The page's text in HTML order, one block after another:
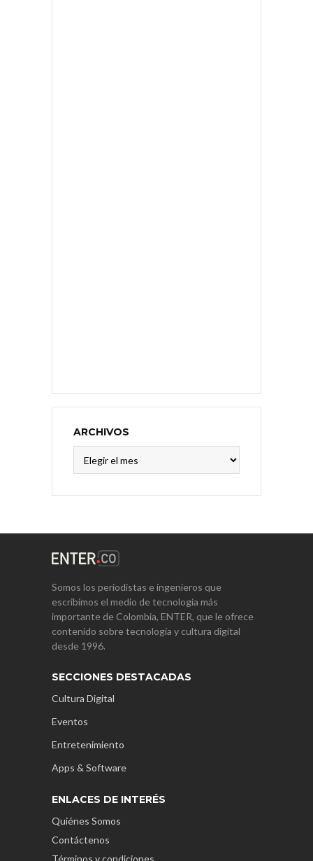
ARCHIVOS
Somos los periodistas e ingenieros que
escribimos el medio de tecnología más
importante de Colombia, ENTER, que le ofrece
contenido sobre tecnología y cultura digital
desde 1996.
SECCIONES DESTACADAS
Cultura Digital
Eventos
Entretenimiento
Apps & Software
ENLACES DE INTERÉS
Quiénes Somos
Contáctenos
Términos y condiciones